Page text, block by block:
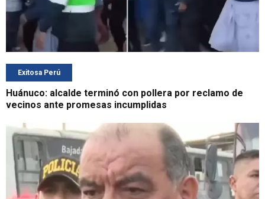
Exitosa Perú
Huánuco: alcalde terminó con pollera por reclamo de
vecinos ante promesas incumplidas